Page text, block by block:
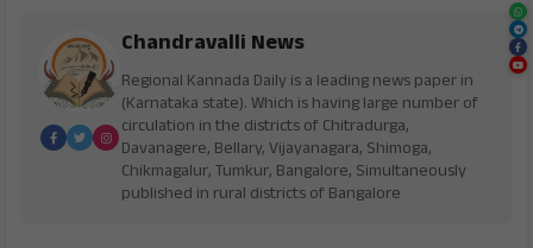
Chandravalli News
Regional Kannada Daily is a leading news paper in
(Karnataka state). Which is having large number of
circulation in the districts of Chitradurga,
Davanagere, Bellary, Vijayanagara, Shimoga,
Chikmagalur, Tumkur, Bangalore, Simultaneously
published in rural districts of Bangalore